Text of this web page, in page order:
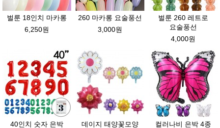
벌룬 18인치 마카롱
6,250원
260 마카롱 요술풍선
3,000원
벌룬 260 레트로
요술풍선
4,000원
40인치 숫자 은박
데이지 태양꽃모양
컬러나비 은박 4종